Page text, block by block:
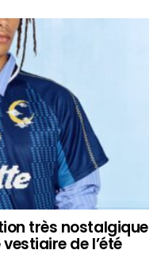
très nostalgique
de l’été